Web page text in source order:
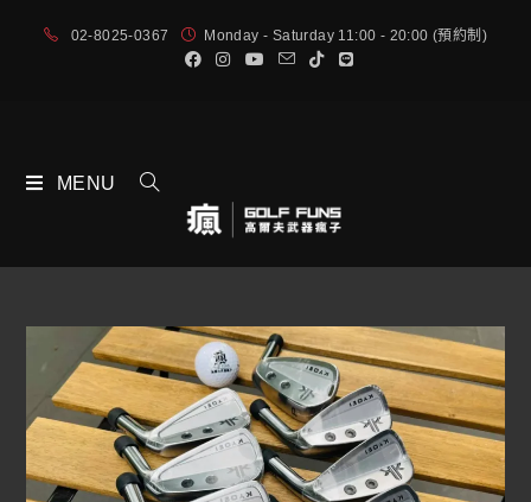
02-8025-0367 Monday - Saturday 11:00 - 20:00 (預約制)
MENU